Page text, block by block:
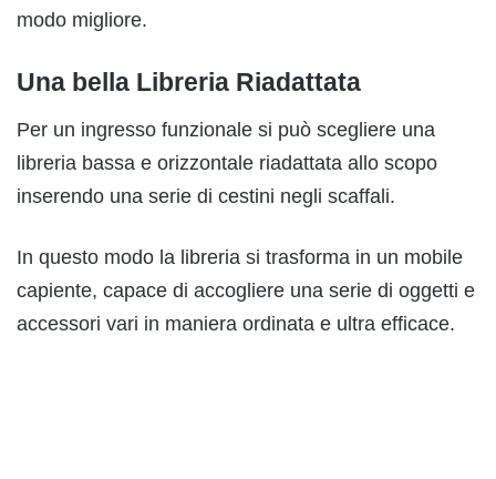
modo migliore.
Una bella Libreria Riadattata
Per un ingresso funzionale si può scegliere una
libreria bassa e orizzontale riadattata allo scopo
inserendo una serie di cestini negli scaffali.
In questo modo la libreria si trasforma in un mobile
capiente, capace di accogliere una serie di oggetti e
accessori vari in maniera ordinata e ultra efficace.